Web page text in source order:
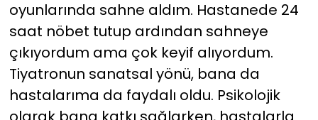
oyunlarında sahne aldım. Hastanede 24
saat nöbet tutup ardından sahneye
çıkıyordum ama çok keyif alıyordum.
Tiyatronun sanatsal yönü, bana da
hastalarıma da faydalı oldu. Psikolojik